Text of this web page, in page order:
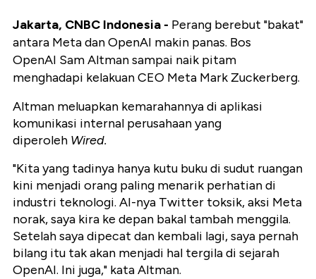
Jakarta, CNBC Indonesia - Perang berebut "bakat"
antara Meta dan OpenAI makin panas. Bos
OpenAI Sam Altman sampai naik pitam
menghadapi kelakuan CEO Meta Mark Zuckerberg.
Altman meluapkan kemarahannya di aplikasi
komunikasi internal perusahaan yang
diperoleh Wired.
"Kita yang tadinya hanya kutu buku di sudut ruangan
kini menjadi orang paling menarik perhatian di
industri teknologi. AI-nya Twitter toksik, aksi Meta
norak, saya kira ke depan bakal tambah menggila.
Setelah saya dipecat dan kembali lagi, saya pernah
bilang itu tak akan menjadi hal tergila di sejarah
OpenAI. Ini juga," kata Altman.